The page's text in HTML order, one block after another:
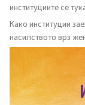
ЧПП од
Пензиско и
Систем на
на РСМ
институциите се
Како институции
насилството врз